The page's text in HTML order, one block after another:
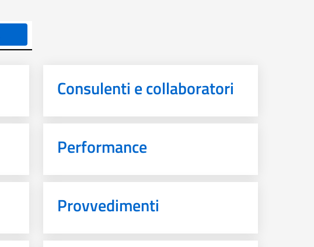
Consulenti e collaboratori
Performance
Provvedimenti